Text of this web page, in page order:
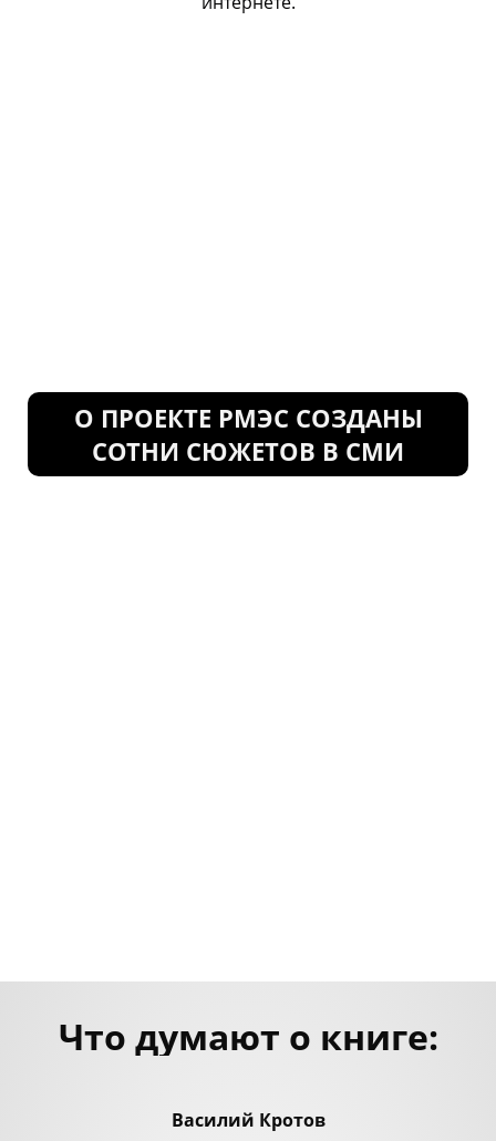
О ПРОЕКТЕ РМЭС СОЗДАНЫ
СОТНИ СЮЖЕТОВ В СМИ
Что думают о книге:
Василий Кротов